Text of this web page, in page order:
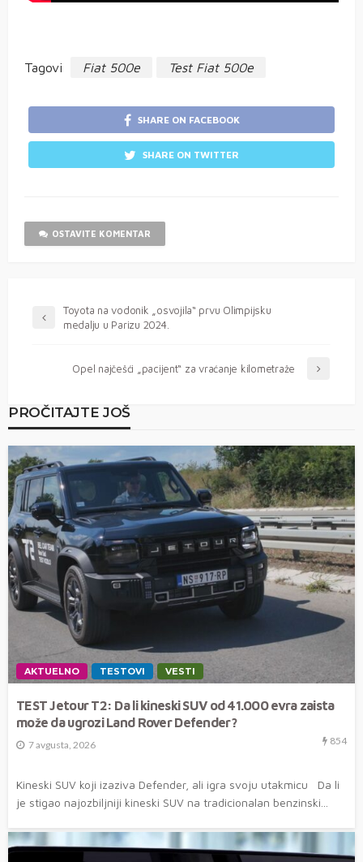
Tagovi Fiat 500e Test Fiat 500e
SHARE ON FACEBOOK
SHARE ON TWITTER
OSTAVITE KOMENTAR
Toyota na vodonik „osvojila“ prvu Olimpijsku
medalju u Parizu 2024.
Opel najčešći „pacijent“ za vraćanje kilometraže
PROČITAJTE JOŠ
AKTUELNO TESTOVI VESTI
TEST Jetour T2: Da li kineski SUV od 41.000 evra zaista
može da ugrozi Land Rover Defender?
7 avgusta, 2026 854
Kineski SUV koji izaziva Defender, ali igra svoju utakmicu Da li
je stigao najozbiljniji kineski SUV na tradicionalan benzinski...